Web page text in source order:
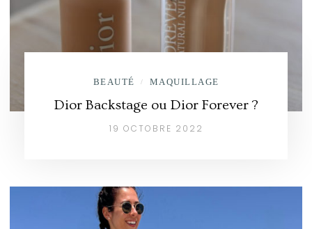
BEAUTÉ / MAQUILLAGE
Dior Backstage ou Dior Forever ?
19 OCTOBRE 2022